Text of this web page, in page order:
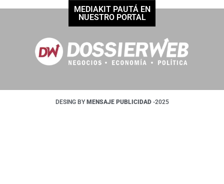
MEDIAKIT PAUTÁ EN
NUESTRO PORTAL
DESING BY MENSAJE PUBLICIDAD -2025